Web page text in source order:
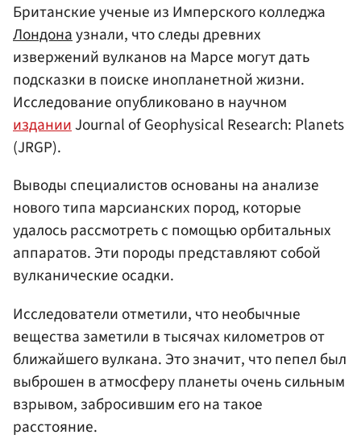
Британские ученые из Имперского колледжа
Лондонаузнали, что следы древних
извержений вулканов на Марсе могут дать
подсказки в поиске инопланетной жизни.
Исследование опубликовано в научном
изданииJournal of Geophysical Research: Planets
(JRGP).
Выводы специалистов основаны на анализе
нового типа марсианских пород, которые
удалось рассмотреть с помощью орбитальных
аппаратов. Эти породы представляют собой
вулканические осадки.
Исследователи отметили, что необычные
вещества заметили в тысячах километров от
ближайшего вулкана. Это значит, что пепел был
выброшен в атмосферу планеты очень сильным
взрывом, забросившим его на такое
расстояние.